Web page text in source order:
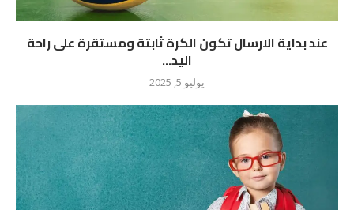
عند بداية الارسال تكون الكرة ثابتة ومستقرة على راحة
اليد...
يوليو 5, 2025